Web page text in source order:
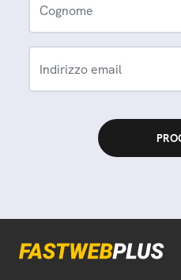
Cognome
Indirizzo email